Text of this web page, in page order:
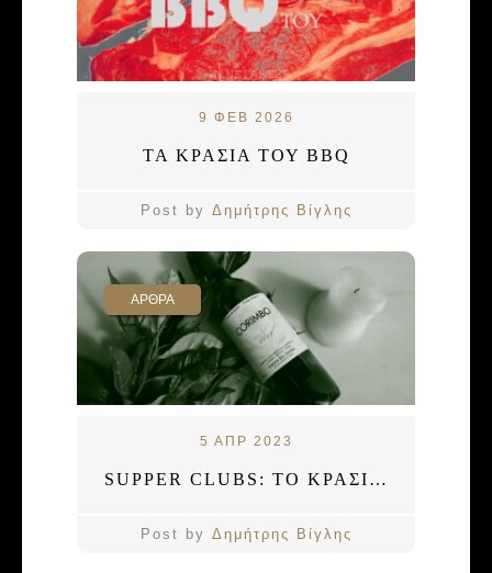
9 ΦΕΒ 2026
ΤΑ ΚΡΑΣΙΑ ΤΟΥ BBQ
Post by Δημήτρης Βίγλης
ΑΡΘΡΑ
5 ΑΠΡ 2023
SUPPER CLUBS: ΤΟ ΚΡΑΣΙ ΣΜΙΓΕΙ ΤΟΥΣ ΑΘΗΝΑΙΟΥΣ
Post by Δημήτρης Βίγλης